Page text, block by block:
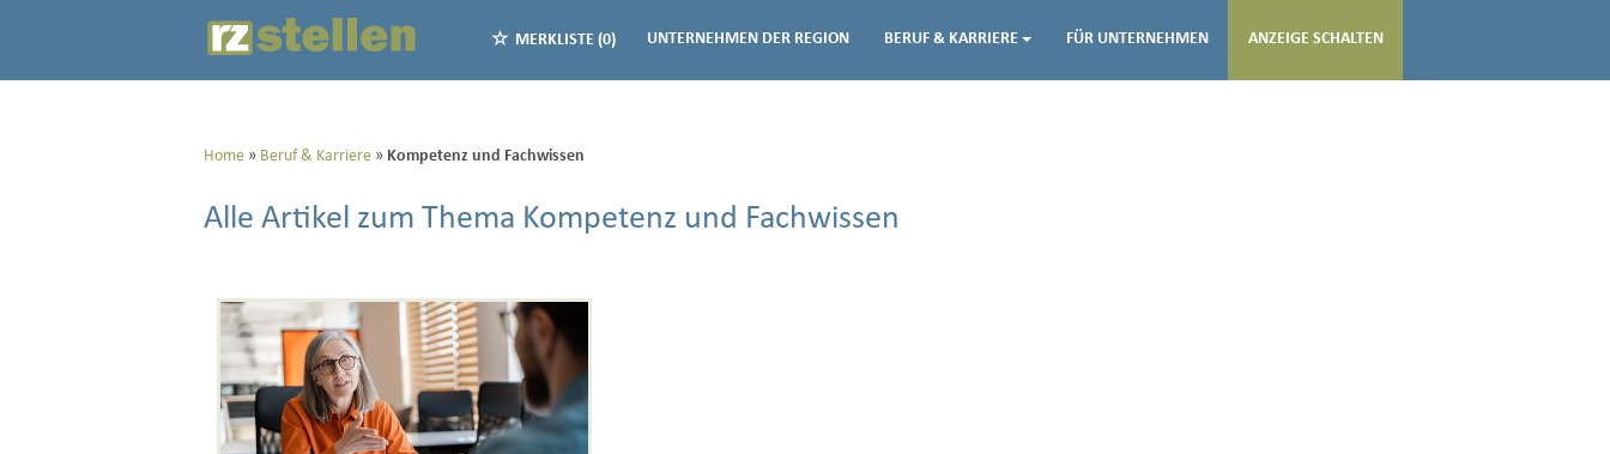
MERKLISTE (0) UNTERNEHMEN DER REGION BERUF & KARRIERE FÜR UNTERNEHMEN ANZEIGE SCHALTEN
Home Beruf & Karriere Kompetenz und Fachwissen
Alle Artikel zum Thema Kompetenz und Fachwissen